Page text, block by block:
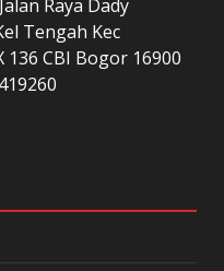
Raya Dady
Tengah Kec
CBI Bogor 16900